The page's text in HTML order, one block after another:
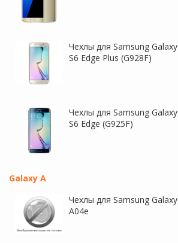
Чехлы для Samsung Galaxy
S6 Edge Plus (G928F)
Чехлы для Samsung Galaxy
S6 Edge (G925F)
Galaxy A
Чехлы для Samsung Galaxy
A04e